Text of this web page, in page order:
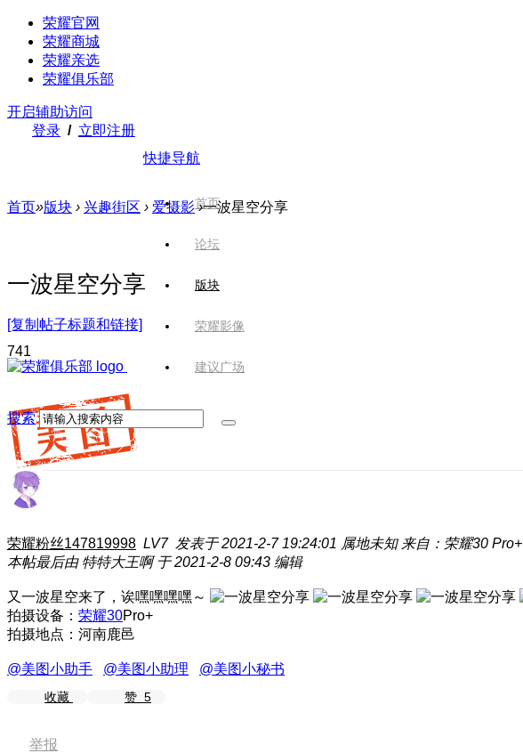
荣耀官网
荣耀商城
荣耀亲选
荣耀俱乐部
开启辅助访问
登录 / 立即注册
快捷导航
首页
论坛
版块
荣耀影像
建议广场
搜索
首页»版块 › 兴趣街区 › 爱摄影 ›一波星空分享
一波星空分享
[复制帖子标题和链接]
741
荣耀粉丝147819998 LV7 发表于 2021-2-7 19:24:01 属地未知 来自：荣耀30 Pro+
本帖最后由 特特大王啊 于 2021-2-8 09:43 编辑
又一波星空来了，诶嘿嘿嘿嘿～
拍摄设备： 荣耀30Pro+
拍摄地点：河南鹿邑
@美图小助手 @美图小助理 @美图小秘书
收藏 赞 5
举报